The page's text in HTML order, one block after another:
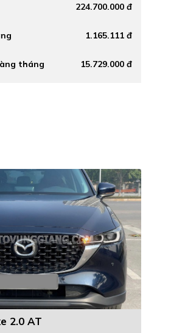
224.700.000 đ
1.165.111 đ
tháng 15.729.000 đ
2.0 AT